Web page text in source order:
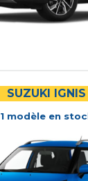
SUZUKI IGNIS
1modèleen